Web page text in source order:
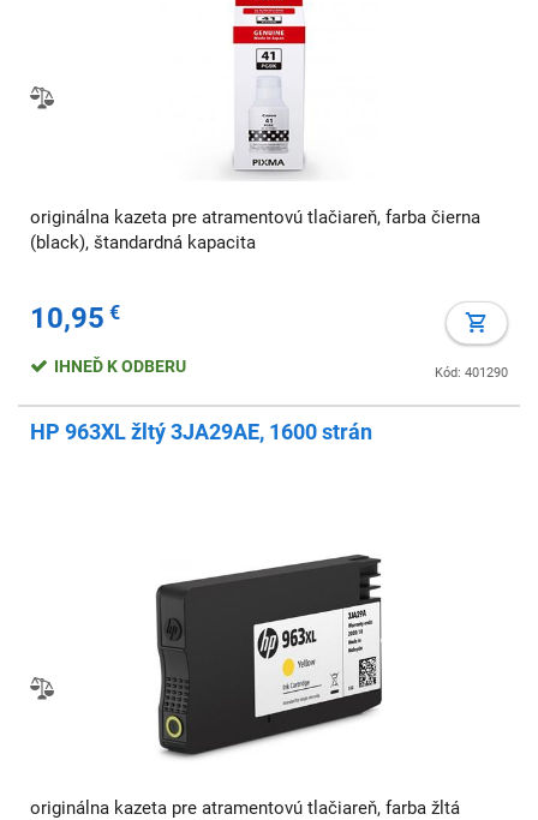
originálna kazeta pre atramentovú tlačiareň, farba čierna
(black), štandardná kapacita
10,95 €
Kód: 401290
IHNEĎ K ODBERU
HP 963XL žltý 3JA29AE, 1600 strán
originálna kazeta pre atramentovú tlačiareň, farba žltá